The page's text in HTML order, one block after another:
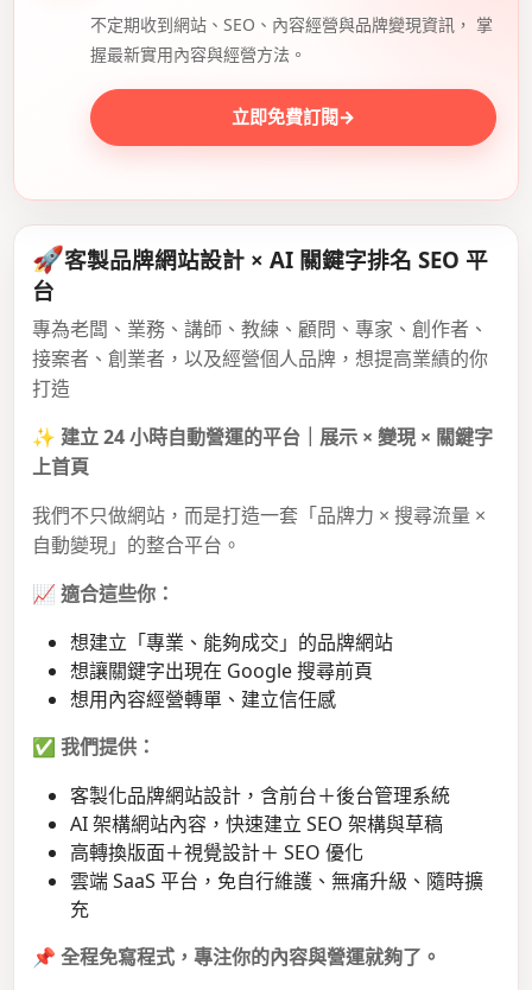
不定期收到網站、SEO、內容經營與品牌變現資訊， 掌
握最新實用內容與經營方法。
立即免費訂閱→
🚀客製品牌網站設計 × AI 關鍵字排名 SEO 平
台
專為老闆、業務、講師、教練、顧問、專家、創作者、
接案者、創業者，以及經營個人品牌，想提高業績的你
打造
✨ 建立 24 小時自動營運的平台｜展示 × 變現 × 關鍵字
上首頁
我們不只做網站，而是打造一套「品牌力 × 搜尋流量 ×
自動變現」的整合平台。
📈 適合這些你：
想建立「專業、能夠成交」的品牌網站
想讓關鍵字出現在 Google 搜尋前頁
想用內容經營轉單、建立信任感
✅ 我們提供：
客製化品牌網站設計，含前台＋後台管理系統
AI 架構網站內容，快速建立 SEO 架構與草稿
高轉換版面＋視覺設計＋ SEO 優化
雲端 SaaS 平台，免自行維護、無痛升級、隨時擴
充
📌 全程免寫程式，專注你的內容與營運就夠了。